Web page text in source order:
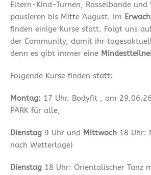
Eltern-Kind-Turnen, Rasselbande und
pausieren bis Mitte August. Im
finden einige Kurse statt. Folgt uns
der Community, damit ihr
denn es gibt immer eine
Folgende Kurse finden statt:
Montag: 17 Uhr. Bodyfit , am 29.06.26
PARK für alle,
Dienstag 9 Uhr und Mittwoch 18 Uhr:
nach Wetterlage)
Dienstag 18 Uhr: Orientalischer Tanz